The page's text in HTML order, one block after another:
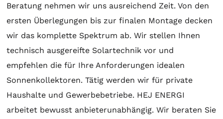
Beratung nehmen wir uns ausreichend Zeit. Von den
ersten Überlegungen bis zur finalen Montage decken
wir das komplette Spektrum ab. Wir stellen Ihnen
technisch ausgereifte Solartechnik vor und
empfehlen die für Ihre Anforderungen idealen
Sonnenkollektoren. Tätig werden wir für private
Haushalte und Gewerbebetriebe. HEJ ENERGI
arbeitet bewusst anbieterunabhängig. Wir beraten Sie